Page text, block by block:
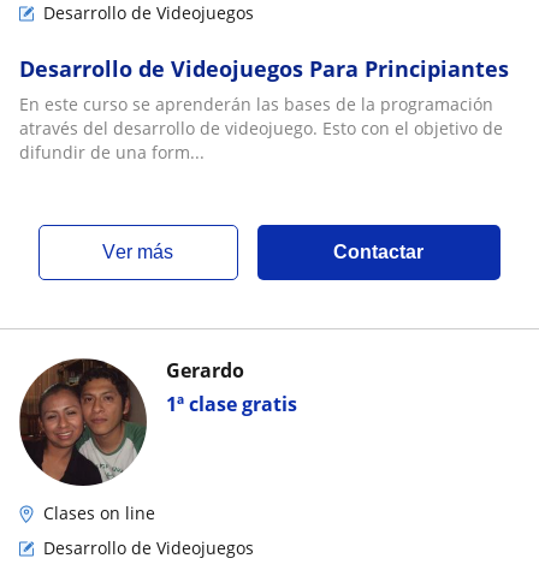
Desarrollo de Videojuegos
Desarrollo de Videojuegos Para Principiantes
En este curso se aprenderán las bases de la programación
através del desarrollo de videojuego. Esto con el objetivo de
difundir de una form...
ver más Contactar
1ª clase gratis
Gerardo
Clases on line
Desarrollo de Videojuegos